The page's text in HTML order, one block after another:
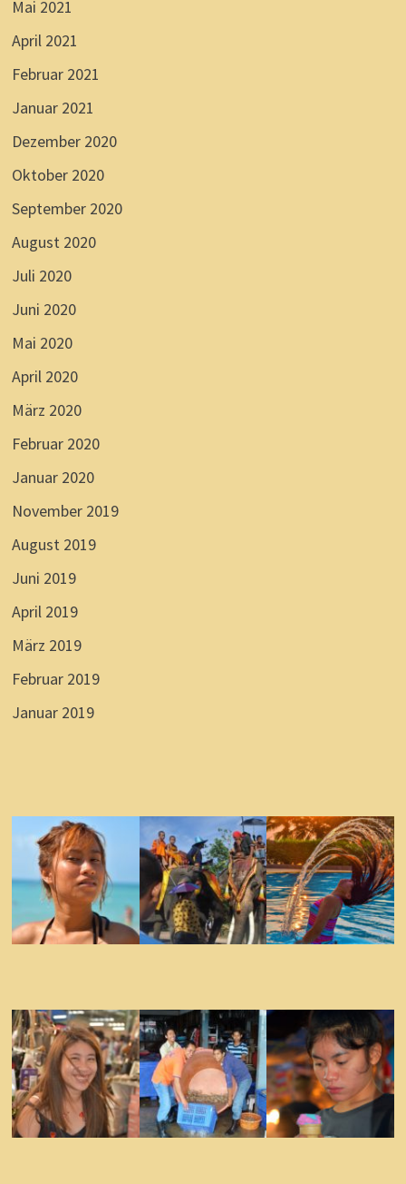
Mai 2021
April 2021
Februar 2021
Januar 2021
Dezember 2020
Oktober 2020
September 2020
August 2020
Juli 2020
Juni 2020
Mai 2020
April 2020
März 2020
Februar 2020
Januar 2020
November 2019
August 2019
Juni 2019
April 2019
März 2019
Februar 2019
Januar 2019